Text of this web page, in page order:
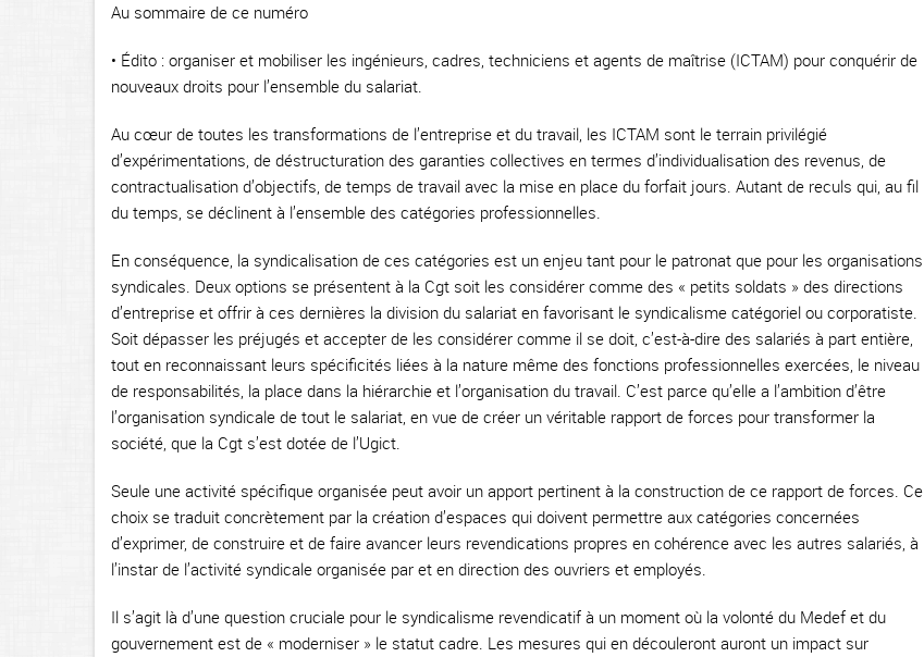
Au sommaire de ce numéro
• Édito : organiser et mobiliser les ingénieurs, cadres, techniciens et agents de maîtrise (ICTAM) pour conquérir de
nouveaux droits pour l’ensemble du salariat.
Au cœur de toutes les transformations de l’entreprise et du travail, les ICTAM sont le terrain privilégié
d’expérimentations, de déstructuration des garanties collectives en termes d’individualisation des revenus, de
contractualisation d’objectifs, de temps de travail avec la mise en place du forfait jours. Autant de reculs qui, au fil
du temps, se déclinent à l’ensemble des catégories professionnelles.
En conséquence, la syndicalisation de ces catégories est un enjeu tant pour le patronat que pour les organisations
syndicales. Deux options se présentent à la Cgt soit les considérer comme des « petits soldats » des directions
d’entreprise et offrir à ces dernières la division du salariat en favorisant le syndicalisme catégoriel ou corporatiste.
Soit dépasser les préjugés et accepter de les considérer comme il se doit, c’est-à-dire des salariés à part entière,
tout en reconnaissant leurs spécificités liées à la nature même des fonctions professionnelles exercées, le niveau
de responsabilités, la place dans la hiérarchie et l’organisation du travail. C’est parce qu’elle a l’ambition d’être
l’organisation syndicale de tout le salariat, en vue de créer un véritable rapport de forces pour transformer la
société, que la Cgt s’est dotée de l’Ugict.
Seule une activité spécifique organisée peut avoir un apport pertinent à la construction de ce rapport de forces. Ce
choix se traduit concrètement par la création d’espaces qui doivent permettre aux catégories concernées
d’exprimer, de construire et de faire avancer leurs revendications propres en cohérence avec les autres salariés, à
l’instar de l’activité syndicale organisée par et en direction des ouvriers et employés.
Il s’agit là d’une question cruciale pour le syndicalisme revendicatif à un moment où la volonté du Medef et du
gouvernement est de « moderniser » le statut cadre. Les mesures qui en découleront auront un impact sur